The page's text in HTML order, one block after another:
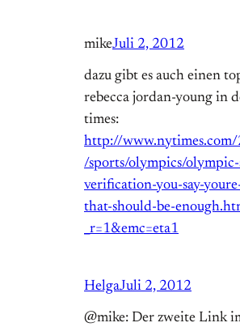
mikeJuli 2, 2012
dazu gibt es auch einen
rebecca jordan-young in
times:
http://
/sports/olympics/olympic-
verification-you-say-
that-should-be-
_r=1&emc=eta1
HelgaJuli 2, 2012
@mike: Der zweite Link